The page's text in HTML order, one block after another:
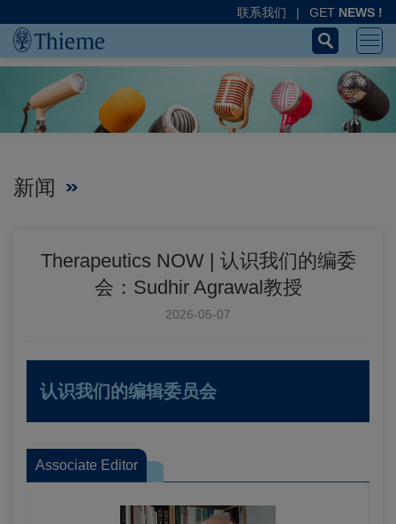
联系我们 | GET NEWS !
新闻
Therapeutics NOW | 认识我们的编委
会：Sudhir Agrawal教授
2026-05-07
认识我们的编辑委员会
Associate Editor